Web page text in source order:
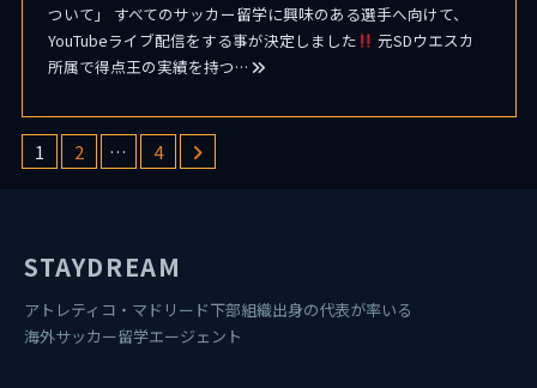
ついて」 すべてのサッカー留学に興味のある選手へ向けて、
YouTubeライブ配信をする事が決定しました
元SDウエスカ
所属で得点王の実績を持つ…
1 2 … 4
STAYDREAM
アトレティコ・マドリード下部組織出身の代表が率いる
海外サッカー留学エージェント